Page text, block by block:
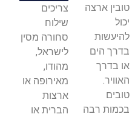
טובין ארצה
יכול
להיעשות
בדרך הים
או בדרך
האוויר.
טובים
בכמות רבה
צריכים
שילוח
סחורה מסין
לישראל,
מהודו,
מאירופה או
ארצות
הברית או